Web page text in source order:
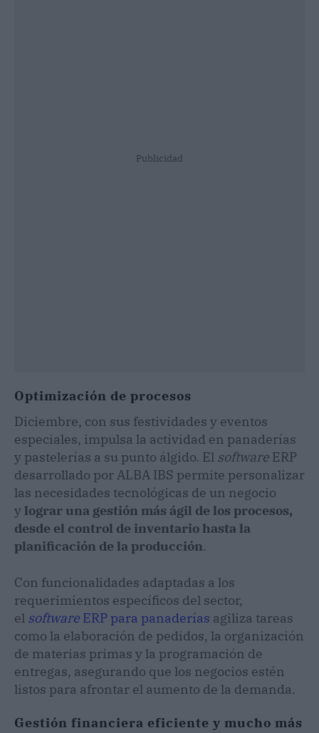
Publicidad
Optimización de procesos
Diciembre, con sus festividades y eventos
especiales, impulsa la actividad en panaderías
y pastelerías a su punto álgido. El software ERP
desarrollado por ALBA IBS permite personalizar
las necesidades tecnológicas de un negocio
ylograr una gestión más ágil de los procesos,
desde el control de inventario hasta la
planificación de la producción.
Con funcionalidades adaptadas a los
requerimientos específicos del sector,
el software ERP para panaderías agiliza tareas
como la elaboración de pedidos, la organización
de materias primas y la programación de
entregas, asegurando que los negocios estén
listos para afrontar el aumento de la demanda.
Gestión financiera eficiente y mucho más